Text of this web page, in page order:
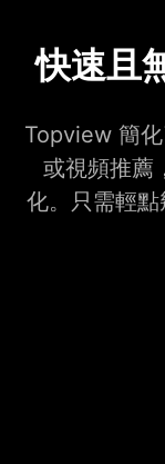
快速且
Topview 簡
或視頻推薦
化。只需輕